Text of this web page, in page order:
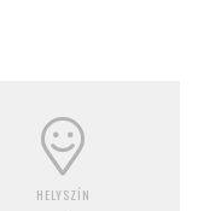
HELYSZÍN